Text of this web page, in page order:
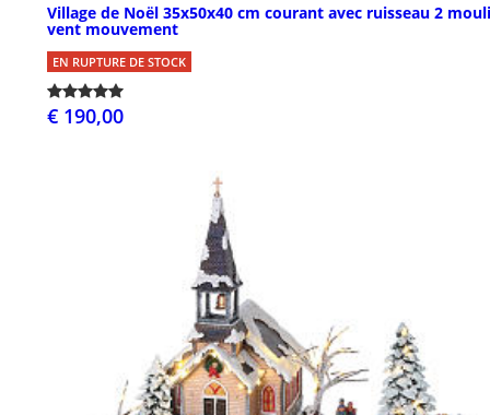
Village de Noël 35x50x40 cm courant avec ruisseau 2
vent mouvement
EN RUPTURE DE STOCK
€ 190,00